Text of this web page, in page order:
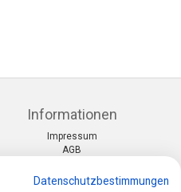
Informationen
Impressum
AGB
Zahlung und Lieferung
Datenschutzbestimmungen